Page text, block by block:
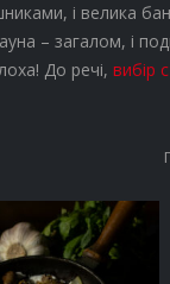
і велика
– загалом, і
До речі, вибір